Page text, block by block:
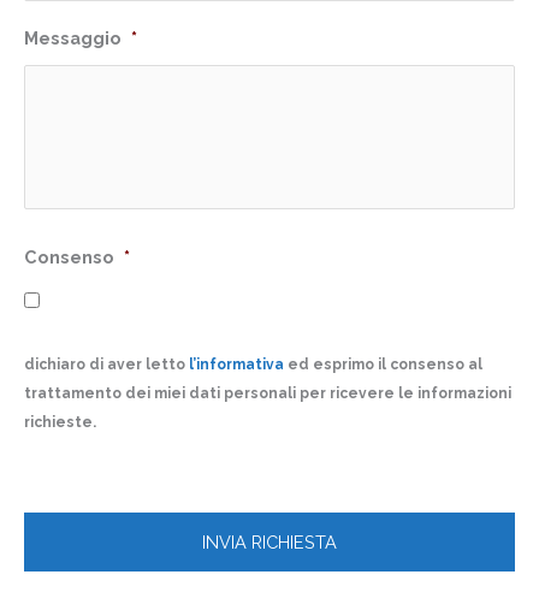
Messaggio *
Consenso *
dichiaro di aver letto l’informativa ed esprimo il consenso al
trattamento dei miei dati personali per ricevere le informazioni
richieste.